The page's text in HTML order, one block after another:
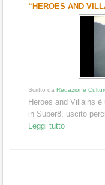
“HEROES AND
Scritto da Redazione
Heroes and Villains
in Super8, uscito
Leggi tutto